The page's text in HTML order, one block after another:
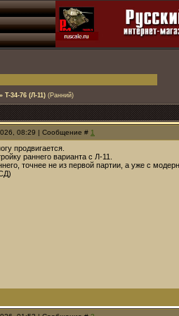
» T-34-76 (Л-11) (Ранний)
08:29 | Сообщение # 1
продвигается.
раннего варианта с Л-11.
точнее не из первой партии, а уже с